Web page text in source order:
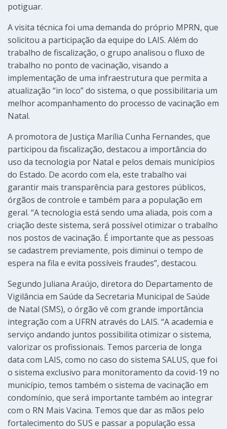
potiguar.
A visita técnica foi uma demanda do próprio MPRN, que
solicitou a participação da equipe do LAIS. Além do
trabalho de fiscalização, o grupo analisou o fluxo de
trabalho no ponto de vacinação, visando a
implementação de uma infraestrutura que permita a
atualização “in loco” do sistema, o que possibilitaria um
melhor acompanhamento do processo de vacinação em
Natal.
A promotora de Justiça Marília Cunha Fernandes, que
participou da fiscalização, destacou a importância do
uso da tecnologia por Natal e pelos demais municípios
do Estado. De acordo com ela, este trabalho vai
garantir mais transparência para gestores públicos,
órgãos de controle e também para a população em
geral. “A tecnologia está sendo uma aliada, pois com a
criação deste sistema, será possível otimizar o trabalho
nos postos de vacinação. É importante que as pessoas
se cadastrem previamente, pois diminui o tempo de
espera na fila e evita possíveis fraudes”, destacou.
Segundo Juliana Araújo, diretora do Departamento de
Vigilância em Saúde da Secretaria Municipal de Saúde
de Natal (SMS), o órgão vê com grande importância
integração com a UFRN através do LAIS. “A academia e
serviço andando juntos possibilita otimizar o sistema,
valorizar os profissionais. Temos parceria de longa
data com LAIS, como no caso do sistema SALUS, que foi
o sistema exclusivo para monitoramento da covid-19 no
município, temos também o sistema de vacinação em
condomínio, que será importante também ao integrar
com o RN Mais Vacina. Temos que dar as mãos pelo
fortalecimento do SUS e passar a população essa